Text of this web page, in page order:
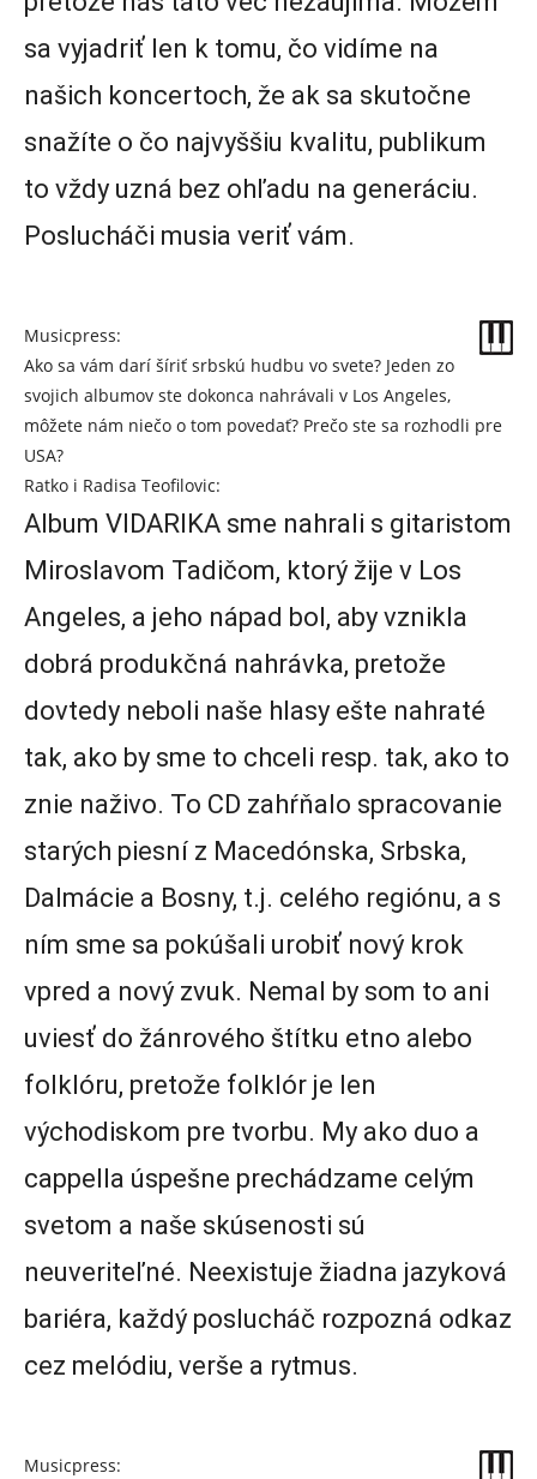
sa vyjadriť len k tomu, čo vidíme na
našich koncertoch, že ak sa skutočne
snažíte o čo najvyššiu kvalitu, publikum
to vždy uzná bez ohľadu na generáciu.
Poslucháči musia veriť vám.
Musicpress:
Ako sa vám darí šíriť srbskú hudbu vo svete? Jeden zo
svojich albumov ste dokonca nahrávali v Los Angeles,
môžete nám niečo o tom povedať? Prečo ste sa rozhodli pre
USA?
Ratko i Radisa Teofilovic:
Album VIDARIKA sme nahrali s gitaristom
Miroslavom Tadičom, ktorý žije v Los
Angeles, a jeho nápad bol, aby vznikla
dobrá produkčná nahrávka, pretože
dovtedy neboli naše hlasy ešte nahraté
tak, ako by sme to chceli resp. tak, ako to
znie naživo. To CD zahŕňalo spracovanie
starých piesní z Macedónska, Srbska,
Dalmácie a Bosny, t.j. celého regiónu, a s
ním sme sa pokúšali urobiť nový krok
vpred a nový zvuk. Nemal by som to ani
uviesť do žánrového štítku etno alebo
folklóru, pretože folklór je len
východiskom pre tvorbu. My ako duo a
cappella úspešne prechádzame celým
svetom a naše skúsenosti sú
neuveriteľné. Neexistuje žiadna jazyková
bariéra, každý poslucháč rozpozná odkaz
cez melódiu, verše a rytmus.
Musicpress: